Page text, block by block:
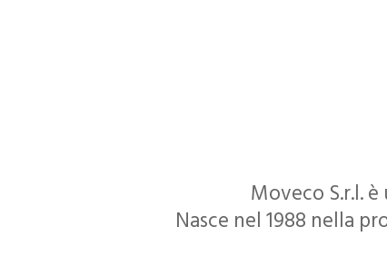
Moveco S.r.l.
Nasce nel 1988 nella